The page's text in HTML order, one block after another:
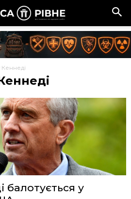
балотується у